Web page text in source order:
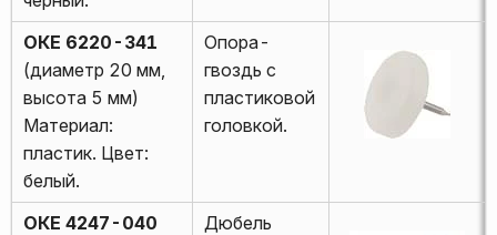
ОКЕ 6220-341
(диаметр 20 мм,
высота 5 мм)
Материал:
пластик. Цвет:
белый.
Опора-
гвоздь с
пластиковой
головкой.
ОКЕ 4247-040
Дюбель